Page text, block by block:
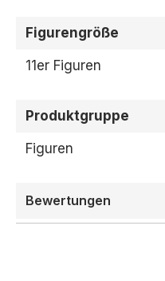
Figurengröße
11er Figuren
Produktgruppe
Figuren
Bewertungen